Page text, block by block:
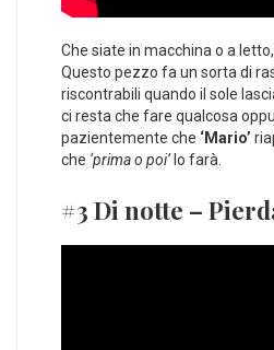
Che siate in macchina o a
Questo pezzo fa un sorta di
riscontrabili quando il sole
ci resta che fare qualcosa
pazientemente che ‘Mario’
che ‘prima o poi’lo farà.
#3 Di notte –